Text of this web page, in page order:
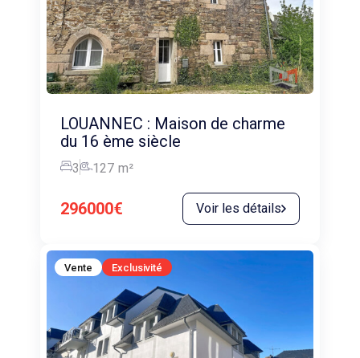
LOUANNEC : Maison de charme
du 16 ème siècle
3 127 m²
296000€ Voir les détails
Vente Exclusivité